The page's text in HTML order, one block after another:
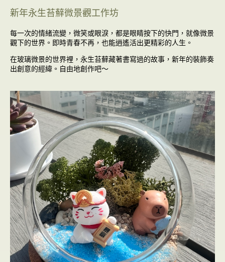
新年永生苔蘚微景觀工作坊
每一次的情緒流變，微笑或眼淚，都是眼睛按下的快門，就像微景
觀下的世界。即時青春不再，也能逍遙活出更精彩的人生。
在玻璃微景的世界裡，永生苔蘚藏著書寫過的故事，新年的裝飾奏
出創意的經緯。自由地創作吧～